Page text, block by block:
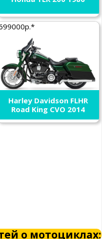
Harley Davidson FLHR
Road King CVO 2014
о мотоциклах: